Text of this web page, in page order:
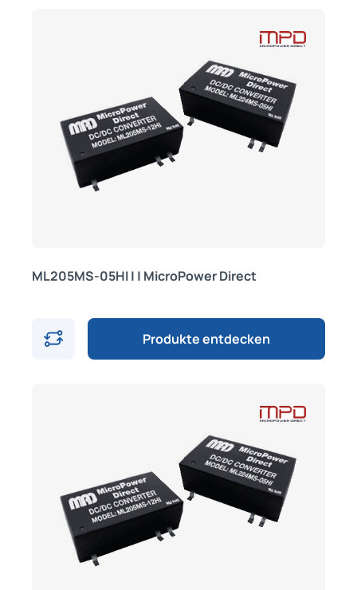
ML205MS-05HI | | MicroPower Direct
Produkte entdecken